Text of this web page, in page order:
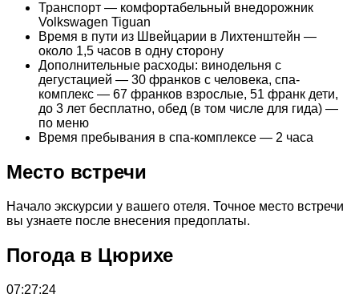
Транспорт — комфортабельный внедорожник
Volkswagen Tiguan
Время в пути из Швейцарии в Лихтенштейн —
около 1,5 часов в одну сторону
Дополнительные расходы: винодельня с
дегустацией — 30 франков с человека, спа-
комплекс — 67 франков взрослые, 51 франк дети,
до 3 лет бесплатно, обед (в том числе для гида) —
по меню
Время пребывания в спа-комплексе — 2 часа
Место встречи
Начало экскурсии у вашего отеля. Точное место встречи
вы узнаете после внесения предоплаты.
Погода в Цюрихе
07:27:24